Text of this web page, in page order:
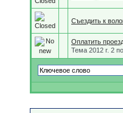
Съездить к
Оплатить
Тема 2012 г. 2